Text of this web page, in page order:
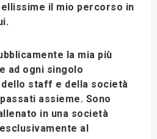
il mio percorso in
la mia più
ad ogni singolo
staff e della società
assieme. Sono
in una società
al